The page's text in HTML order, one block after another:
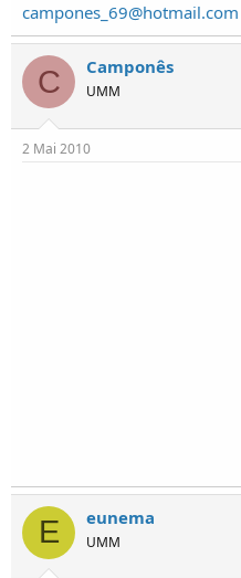
campones_69@hotmail.com
C Camponês
UMM
2 Mai 2010
E eunema
UMM